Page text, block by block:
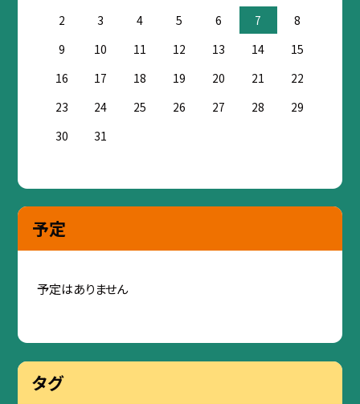
2
3 4 5 6 7
8
9
10 11 12 13 14
15
16
17 18 19 20 21
22
23
24 25 26 27 28
29
30
31
予定
予定はありません
タグ